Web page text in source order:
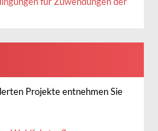
Projekte entnehmen Sie